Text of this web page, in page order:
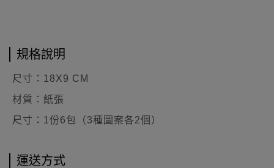
規格說明
尺寸： 18X9 CM
材質： 紙張
尺寸： 1份6包（3種圖案各2個）
運送方式